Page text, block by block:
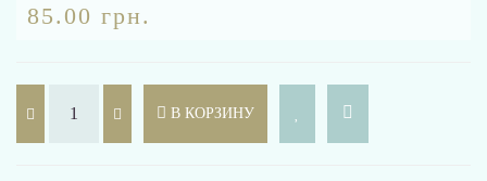
85.00 грн.
В КОРЗИНУ